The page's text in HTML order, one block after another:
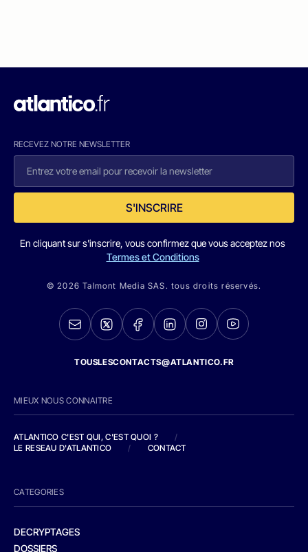
RECEVEZ NOTRE NEWSLETTER
S'INSCRIRE
En cliquant sur s'inscrire, vous confirmez que vous acceptez nos
Termes et Conditions
© 2026 Talmont Media SAS. tous droits réservés.
TOUSLESCONTACTS@ATLANTICO.FR
MIEUX NOUS CONNAITRE
ATLANTICO C'EST QUI, C'EST QUOI ?
/
LE RESEAU D'ATLANTICO
/ CONTACT
CATEGORIES
DECRYPTAGES
DOSSIERS